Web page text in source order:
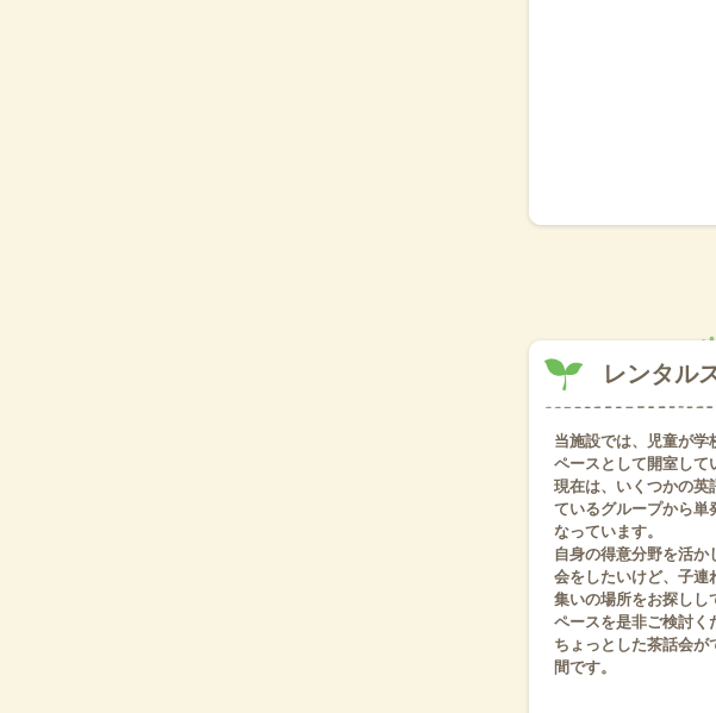
クッキング 7月10日
レンタル
当施設では、児童が学
ペースとして開室して
現在は、いくつかの英
ているグループから単
なっています。
自身の得意分野を活か
会をしたいけど、子連
集いの場所をお探しし
ペースを是非ご検討く
ちょっとした茶話会が
間です。